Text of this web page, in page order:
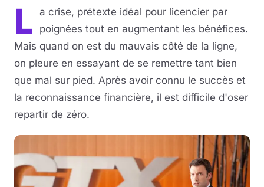
L a crise, prétexte idéal pour licencier par
poignées tout en augmentant les bénéfices.
Mais quand on est du mauvais côté de la ligne,
on pleure en essayant de se remettre tant bien
que mal sur pied. Après avoir connu le succès et
la reconnaissance financière, il est difficile d'oser
repartir de zéro.